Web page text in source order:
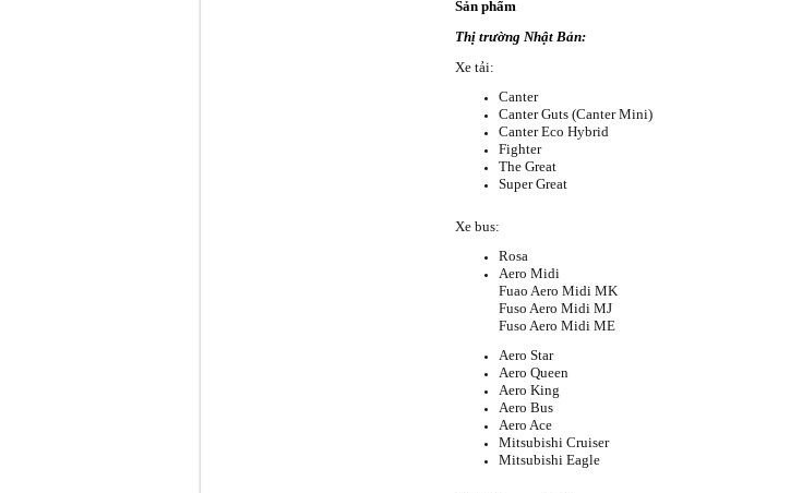
Sản phẩm
Thị trường Nhật Bản:
Xe tải:
Canter
Canter Guts (Canter Mini)
Canter Eco Hybrid
Fighter
The Great
Super Great
Xe bus:
Rosa
Aero Midi
Fuao Aero Midi MK
Fuso Aero Midi MJ
Fuso Aero Midi ME
Aero Star
Aero Queen
Aero King
Aero Bus
Aero Ace
Mitsubishi Cruiser
Mitsubishi Eagle